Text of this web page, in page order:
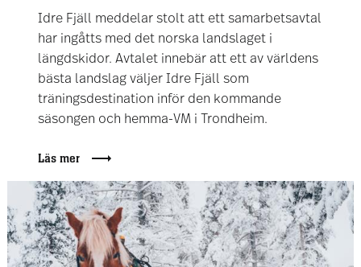
Idre Fjäll meddelar stolt att ett samarbetsavtal
har ingåtts med det norska landslaget i
längdskidor. Avtalet innebär att ett av världens
bästa landslag väljer Idre Fjäll som
träningsdestination inför den kommande
säsongen och hemma-VM i Trondheim.
Läs mer